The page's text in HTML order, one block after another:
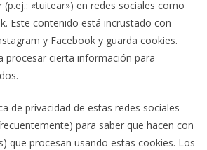
«tuitear») en redes sociales como
Este contenido está incrustado con
y Facebook y guarda cookies.
procesar cierta información para
de privacidad de estas redes sociales
para saber que hacen con
que procesan usando estas cookies. Los